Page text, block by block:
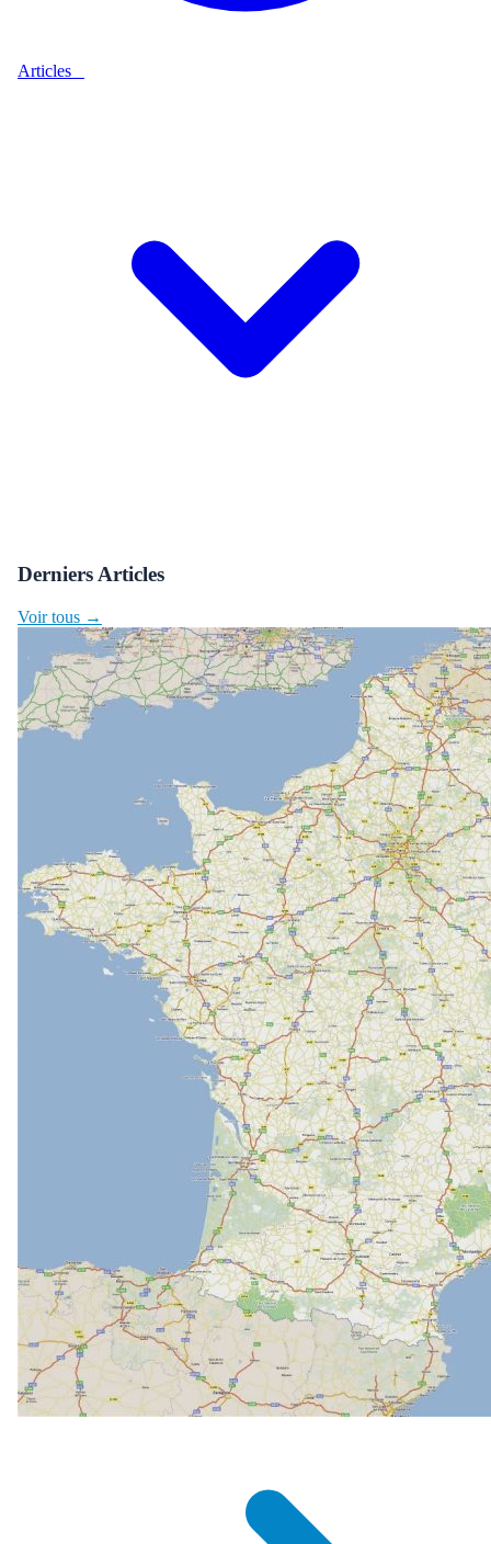
Articles
Derniers Articles
Voir tous →